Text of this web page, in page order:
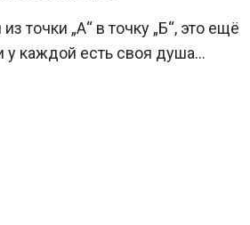
точки „А“ в точку „Б“, это ещё
у каждой есть своя душа…